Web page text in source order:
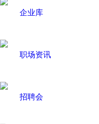
企业库
职场资讯
招聘会